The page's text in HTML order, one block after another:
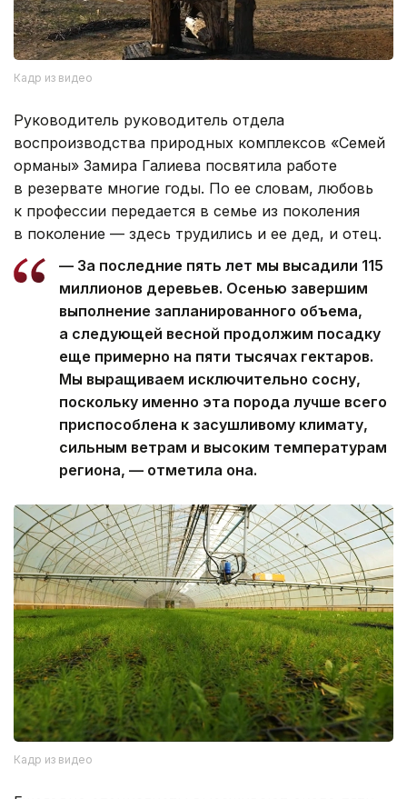
Кадр из видео
Руководитель руководитель отдела
воспроизводства природных комплексов «Семей
орманы» Замира Галиева посвятила работе
в резервате многие годы. По ее словам, любовь
к профессии передается в семье из поколения
в поколение — здесь трудились и ее дед, и отец.
— За последние пять лет мы высадили 115
миллионов деревьев. Осенью завершим
выполнение запланированного объема,
а следующей весной продолжим посадку
еще примерно на пяти тысячах гектаров.
Мы выращиваем исключительно сосну,
поскольку именно эта порода лучше всего
приспособлена к засушливому климату,
сильным ветрам и высоким температурам
региона, — отметила она.
Кадр из видео